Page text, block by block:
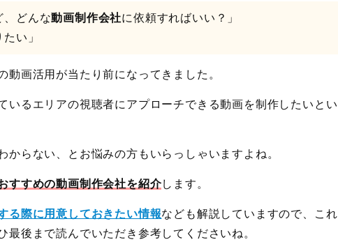
、どんな動画制作会社に依頼すればいい？」
い」
画活用が当たり前になってきました。
いるエリアの視聴者にアプローチできる動画を制作したいとい
らない、とお悩みの方もいらっしゃいますよね。
すすめの動画制作会社を紹介します。
る際に用意しておきたい情報なども解説していますので、これ
後まで読んでいただき参考してくださいね。